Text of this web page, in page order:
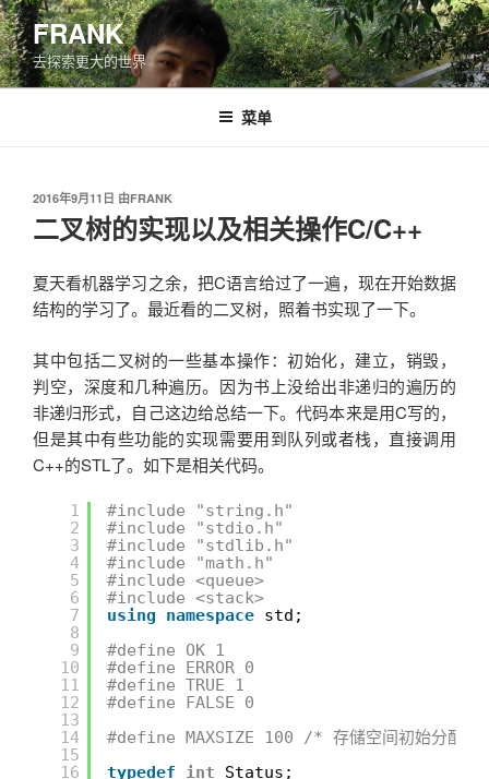
跳
至
内
容
FRANK
去探索更大的世界
菜单
发
布
于
2016年9月11日 由FRANK
二叉树的实现以及相关操作C/C++
夏天看机器学习之余，把C语言给过了一遍，现在开始数据
结构的学习了。最近看的二叉树，照着书实现了一下。
其中包括二叉树的一些基本操作：初始化，建立，销毁，
判空，深度和几种遍历。因为书上没给出非递归的遍历的
非递归形式，自己这边给总结一下。代码本来是用C写的，
但是其中有些功能的实现需要用到队列或者栈，直接调用
C++的STL了。如下是相关代码。
1
2
3
4
5
6
7
8
9
10
11
12
13
14
15
16
#include "string.h"
#include "stdio.h"
#include "stdlib.h"
#include "math.h"
#include <queue>
#include <stack>
using
namespace std;
#define OK 1
#define ERROR 0
#define TRUE 1
#define FALSE 0
#define MAXSIZE 100 /* 存储空间初始分配
typedef
int
Status;